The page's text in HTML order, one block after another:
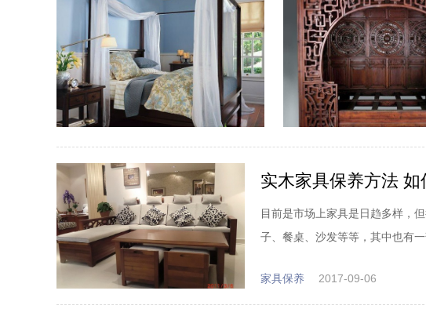
实木家具保养方法
目前是市场上家具是日趋多样，
子、餐桌、沙发等等，其中也有
家具保养 2017-09-06